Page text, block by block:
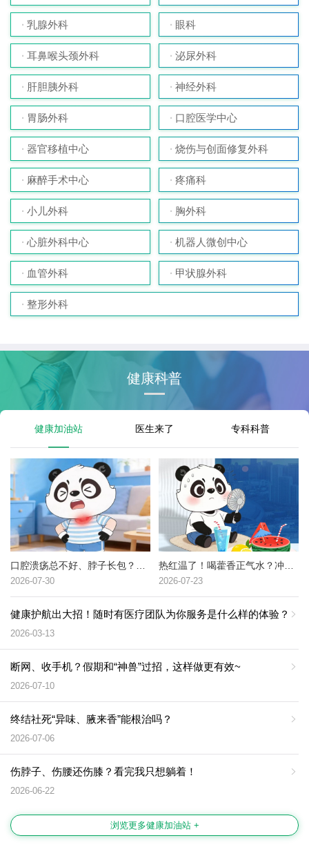
乳腺外科 眼科
耳鼻喉头颈外科 泌尿外科
肝胆胰外科 神经外科
胃肠外科 口腔医学中心
器官移植中心 烧伤与创面修复外科
麻醉手术中心 疼痛科
小儿外科 胸外科
心脏外科中心 机器人微创中心
血管外科 甲状腺外科
整形外科
健康科普
健康加油站 医生来了 专科科普
2026-07-30 2026-07-23
健康护航出大招！随时有医疗团队为你服务是什么样的体验？
2026-03-13
断网、收手机？假期和“神兽”过招，这样做更有效~
2026-07-10
终结社死“异味、腋来香”能根治吗？
2026-07-06
伤脖子、伤腰还伤膝？看完我只想躺着！
2026-06-22
浏览更多健康加油站 +